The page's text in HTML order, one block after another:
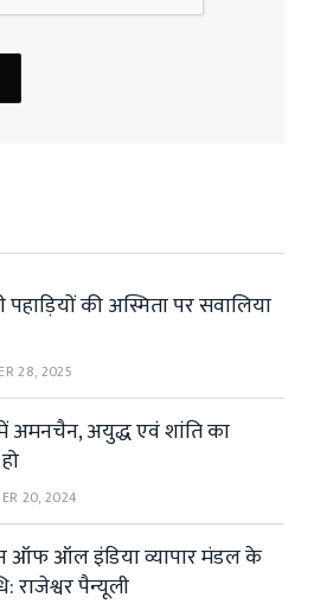
पहाड़ियों की अस्मिता पर सवालिया
28, 2025
अमनचैन, अयुद्ध एवं शांति का
20, 2024
ऑफ ऑल इंडिया व्यापार मंडल के
राजेश्वर पैन्यूली